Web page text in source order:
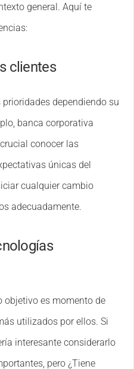
general. Aquí te
clientes
dependiendo su
banca corporativa
conocer las
únicas del
cualquier cambio
adecuadamente.
objetivo es momento de
utilizados por ellos. Si
interesante considerarlo
pero ¿Tiene